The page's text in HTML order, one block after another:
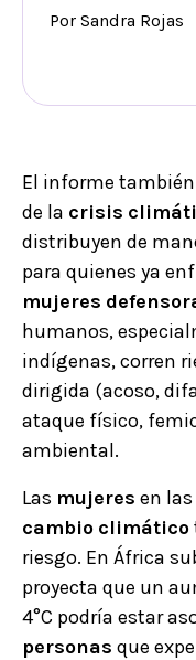
Por Sandra Rojas
El informe
de la crisis
distribuyen de
para quienes ya
mujeres
humanos,
indígenas, corren
dirigida (acoso,
ataque físico,
ambiental.
Las mujeres en las
cambio climático
riesgo. En África
proyecta que un
4°C podría estar
personas que